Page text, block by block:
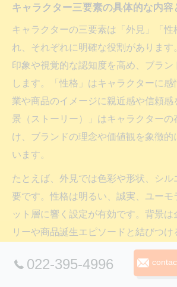
キャラクター三要素の具体的な内容
キャラクターの三要素は「外見」「性
れ、それぞれに明確な役割があります
印象や視覚的な認知度を高め、ブラン
します。「性格」はキャラクターに
業や商品のイメージに親近感や信頼感
景（ストーリー）」はキャラクターの
け、ブランドの理念や価値観を象徴的
います。
たとえば、外見では色彩や形状、シル
要です。性格は明るい、誠実、ユーモ
ット層に響く設定が有効です。背景
リーや商品誕生エピソードと結びつ
三要素を具体的に設計することで、キ
022-395-4996